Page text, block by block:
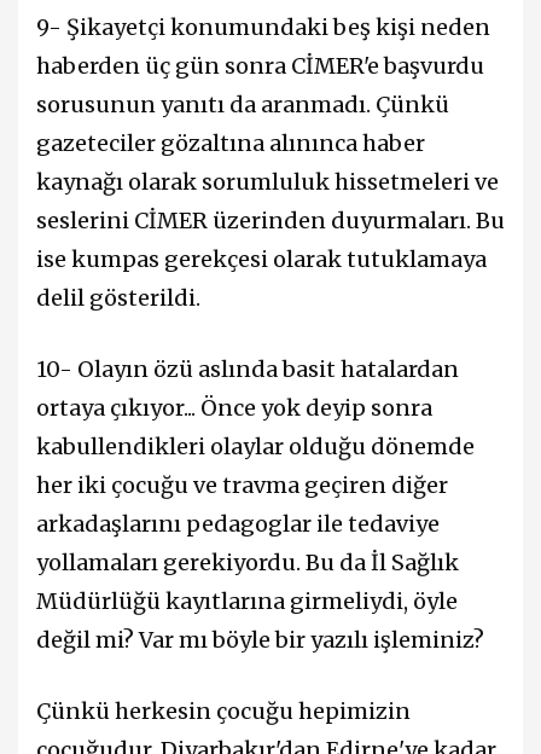
9- Şikayetçi konumundaki beş kişi neden
haberden üç gün sonra CİMER'e başvurdu
sorusunun yanıtı da aranmadı. Çünkü
gazeteciler gözaltına alınınca haber
kaynağı olarak sorumluluk hissetmeleri ve
seslerini CİMER üzerinden duyurmaları. Bu
ise kumpas gerekçesi olarak tutuklamaya
delil gösterildi.
10- Olayın özü aslında basit hatalardan
ortaya çıkıyor... Önce yok deyip sonra
kabullendikleri olaylar olduğu dönemde
her iki çocuğu ve travma geçiren diğer
arkadaşlarını pedagoglar ile tedaviye
yollamaları gerekiyordu. Bu da İl Sağlık
Müdürlüğü kayıtlarına girmeliydi, öyle
değil mi? Var mı böyle bir yazılı işleminiz?
Çünkü herkesin çocuğu hepimizin